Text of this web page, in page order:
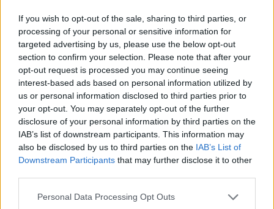
If you wish to opt-out of the sale, sharing to third parties, or
processing of your personal or sensitive information for
targeted advertising by us, please use the below opt-out
section to confirm your selection. Please note that after your
opt-out request is processed you may continue seeing
interest-based ads based on personal information utilized by
us or personal information disclosed to third parties prior to
your opt-out. You may separately opt-out of the further
disclosure of your personal information by third parties on the
IAB’s list of downstream participants. This information may
also be disclosed by us to third parties on the IAB’s List of
Downstream Participants that may further disclose it to other
Personal Data Processing Opt Outs
Μανώλη Μητσιά – «Ο κόσμος δικαιώνει
πάντα τα τραγούδια και τους ερμηνευτές
τους»
CELEBRITIES